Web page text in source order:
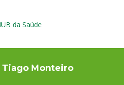
Tiago Monteiro